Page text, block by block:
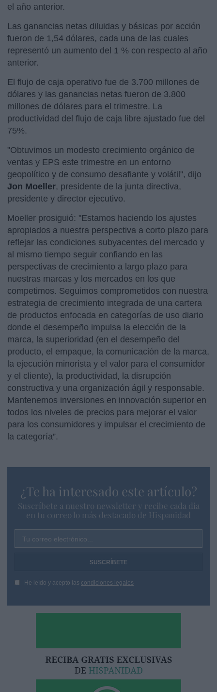
el año anterior.
Las ganancias netas diluidas y básicas por acción
fueron de 1,54 dólares, cada una de las cuales
representó un aumento del 1 % con respecto al año
anterior.
El flujo de caja operativo fue de 3.700 millones de
dólares y las ganancias netas fueron de 3.800
millones de dólares para el trimestre. La
productividad del flujo de caja libre ajustado fue del
75%.
"Obtuvimos un modesto crecimiento orgánico de
ventas y EPS este trimestre en un entorno
geopolítico y de consumo desafiante y volátil", dijo
Jon Moeller, presidente de la junta directiva,
presidente y director ejecutivo.
Moeller prosiguió: "Estamos haciendo los ajustes
apropiados a nuestra perspectiva a corto plazo para
reflejar las condiciones subyacentes del mercado y
al mismo tiempo seguir confiando en las
perspectivas de crecimiento a largo plazo para
nuestras marcas y los mercados en los que
competimos. Seguimos comprometidos con nuestra
estrategia de crecimiento integrada de una cartera
de productos enfocada en categorías de uso diario
donde el desempeño impulsa la elección de la
marca, la superioridad (en el desempeño del
producto, el empaque, la comunicación de la marca,
la ejecución minorista y el valor para el consumidor
y el cliente), la productividad, la disrupción
constructiva y una organización ágil y responsable.
Mantenemos inversiones en innovación superior en
todos los niveles de precios para mejorar el valor
para los consumidores y impulsar el crecimiento de
la categoría”.
¿Te ha interesado este artículo?
Suscríbete a nuestro newsletter y recibe cada dia
en tu correo lo más destacado de Hispanidad
Tu correo electrónico...
He leído y acepto las condiciones legales